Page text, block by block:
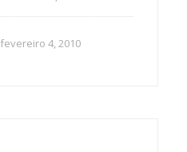
fevereiro 4, 2010